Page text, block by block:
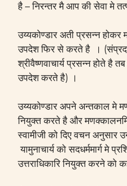
है – निरन्तर मै आप की सेवा मे
उय्यकोण्डार अती प्रसन्न होकर
उपदेश फिर से करते है ।
श्रीवैष्णवाचार्य प्रसन्न होते है
उपदेश करते है) ।
उय्यकोण्डार अपने अन्तकाल मे
नियुक्त करते है और
स्वामीजी को दिए वचन अनुसार
यामुनाचार्य को सदधर्ममार्ग मे
उत्तराधिकारि नियुक्त करने को